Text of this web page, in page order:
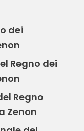
dei
Regno dei
Regno
Zenon